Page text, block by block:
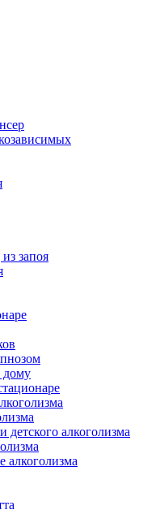
запоя
дому
детского алкоголизма
алкоголизма